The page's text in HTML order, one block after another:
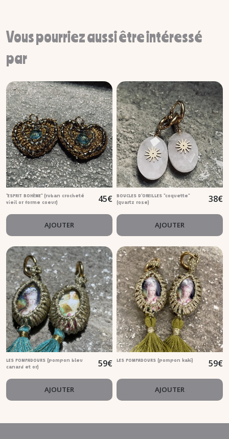
Vous pourriez aussi être intéressé
par
"ESPRIT BOHÈME" (ruban crocheté
vieil or forme coeur)
45€
AJOUTER
BOUCLES D'OREILLES "coquette"
(quartz rose)
38€
AJOUTER
LES POMPADOURS (pompon bleu
canard et or)
59€
AJOUTER
LES POMPADOURS (pompon kaki) 59€
AJOUTER